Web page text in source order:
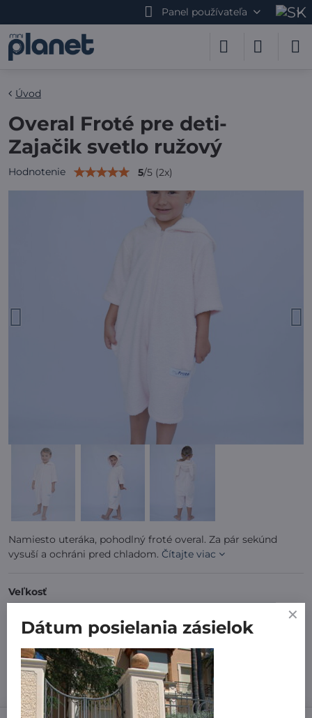
Panel používateľa
Úvod
Overal Froté pre deti-
Zajačik svetlo ružový
Hodnotenie 5/5 (2x)
Namiesto uteráka, pohodlný froté overal. Za pár sekúnd
vysuší a ochráni pred chladom. Čítajte viac
Veľkosť
Dodanie do 14 dní
41,99 €
Dátum posielania zásielok